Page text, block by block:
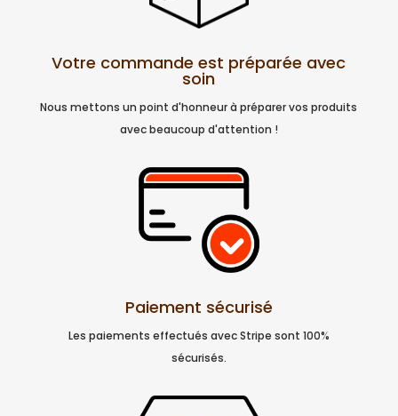
Votre commande est préparée avec
soin
Nous mettons un point d'honneur à préparer vos produits
avec beaucoup d'attention !
Paiement sécurisé
Les paiements effectués avec Stripe sont 100%
sécurisés.